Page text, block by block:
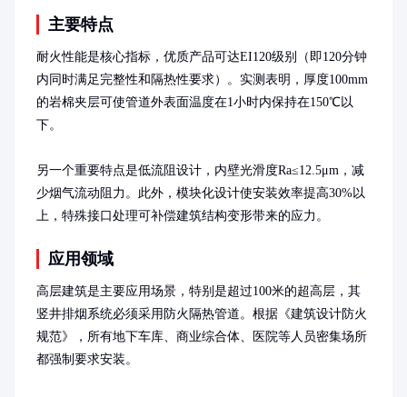
主要特点
耐火性能是核心指标，优质产品可达EI120级别（即120分钟
内同时满足完整性和隔热性要求）。实测表明，厚度100mm
的岩棉夹层可使管道外表面温度在1小时内保持在150℃以
下。
另一个重要特点是低流阻设计，内壁光滑度Ra≤12.5μm，减
少烟气流动阻力。此外，模块化设计使安装效率提高30%以
上，特殊接口处理可补偿建筑结构变形带来的应力。
应用领域
高层建筑是主要应用场景，特别是超过100米的超高层，其
竖井排烟系统必须采用防火隔热管道。根据《建筑设计防火
规范》，所有地下车库、商业综合体、医院等人员密集场所
都强制要求安装。